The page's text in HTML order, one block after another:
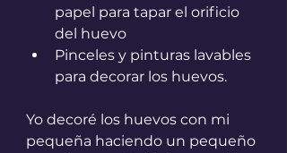
papel para tapar el orificio
del huevo
Pinceles y pinturas lavables
para decorar los huevos.
Yo decoré los huevos con mi
pequeña haciendo un pequeño